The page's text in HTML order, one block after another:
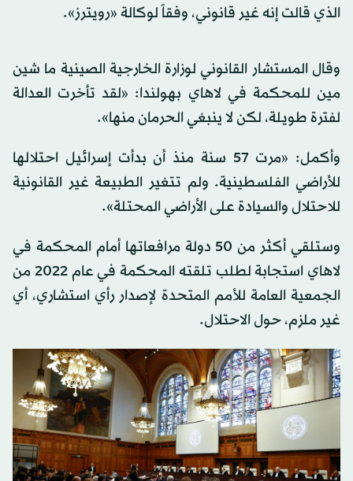
الذي قالت إنه غير قانوني، وفقاً لوكالة «رويترز».
وقال المستشار القانوني لوزارة الخارجية الصينية ما شين
مين للمحكمة في لاهاي بهولندا: «لقد تأخرت العدالة
لفترة طويلة، لكن لا ينبغي الحرمان منها».
وأكمل: «مرت 57 سنة منذ أن بدأت إسرائيل احتلالها
للأراضي الفلسطينية. ولم تتغير الطبيعة غير القانونية
للاحتلال والسيادة على الأراضي المحتلة».
وستلقي أكثر من 50 دولة مرافعاتها أمام المحكمة في
لاهاي استجابة لطلب تلقته المحكمة في عام 2022 من
الجمعية العامة للأمم المتحدة لإصدار رأي استشاري، أي
غير ملزم، حول الاحتلال.